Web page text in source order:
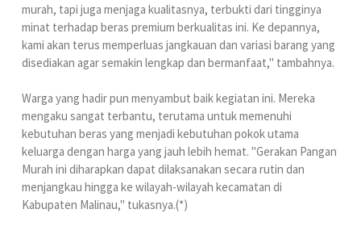
murah, tapi juga menjaga kualitasnya, terbukti dari tingginya
minat terhadap beras premium berkualitas ini. Ke depannya,
kami akan terus memperluas jangkauan dan variasi barang yang
disediakan agar semakin lengkap dan bermanfaat," tambahnya.
Warga yang hadir pun menyambut baik kegiatan ini. Mereka
mengaku sangat terbantu, terutama untuk memenuhi
kebutuhan beras yang menjadi kebutuhan pokok utama
keluarga dengan harga yang jauh lebih hemat. "Gerakan Pangan
Murah ini diharapkan dapat dilaksanakan secara rutin dan
menjangkau hingga ke wilayah-wilayah kecamatan di
Kabupaten Malinau," tukasnya.(*)